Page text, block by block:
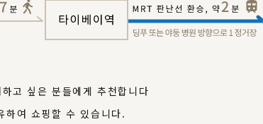
고 싶은 분들에게 추천합니다
하여 쇼핑할 수 있습니다.